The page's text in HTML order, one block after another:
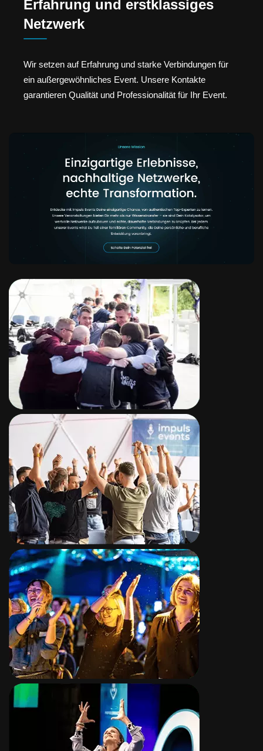
Erfahrung und erstklassiges
Netzwerk
Wir setzen auf Erfahrung und starke Verbindungen für
ein außergewöhnliches Event. Unsere Kontakte
garantieren Qualität und Professionalität für Ihr Event.